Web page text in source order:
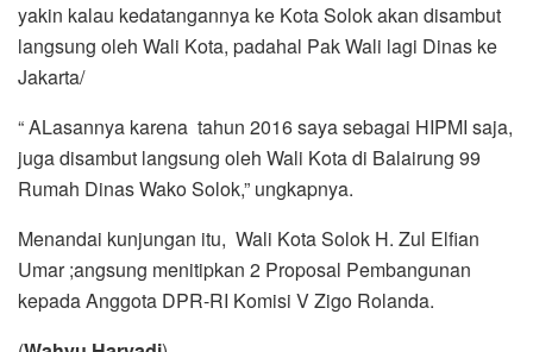
yakin kalau kedatangannya ke Kota Solok akan disambut
langsung oleh Wali Kota, padahal Pak Wali lagi Dinas ke
Jakarta/
“ ALasannya karena tahun 2016 saya sebagai HIPMI saja,
juga disambut langsung oleh Wali Kota di Balairung 99
Rumah Dinas Wako Solok,” ungkapnya.
Menandai kunjungan itu, Wali Kota Solok H. Zul Elfian
Umar ;angsung menitipkan 2 Proposal Pembangunan
kepada Anggota DPR-RI Komisi V Zigo Rolanda.